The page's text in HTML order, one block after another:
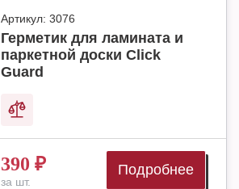
Артикул: 3076
Герметик для ламината и
паркетной доски Click
Guard
390 ₽
за шт.
Подробнее